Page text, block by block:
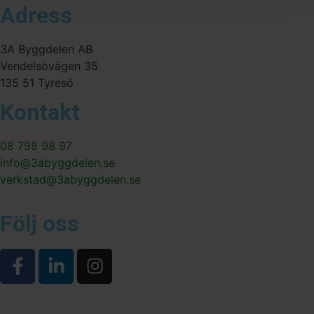
Adress
3A Byggdelen AB
Vendelsövägen 35
135 51 Tyresö
Kontakt
08 798 98 97
info@3abyggdelen.se
verkstad@3abyggdelen.se
Följ oss